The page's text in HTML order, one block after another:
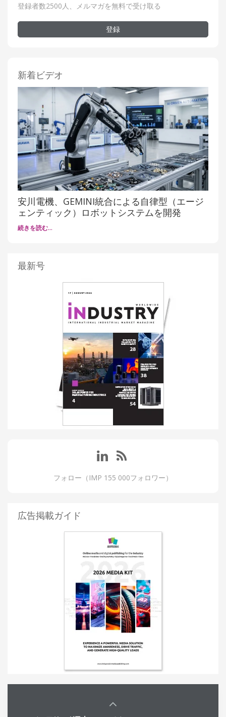
登録者数2500人、メルマガを無料で受け取る
登録
新着ビデオ
安川電機、GEMINI統合による自律型（エージ
ェンティック）ロボットシステムを開発
続きを読む…
最新号
フォロー（IMP 155 000フォロワー）
広告掲載ガイド